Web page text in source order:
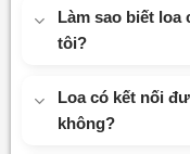
Làm sao biết loa
tôi?
Loa có kết nối
không?